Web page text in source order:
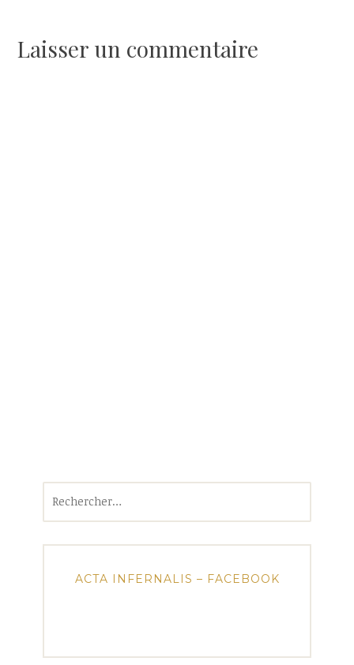
l’article
Laisser un commentaire
ACTA INFERNALIS – FACEBOOK